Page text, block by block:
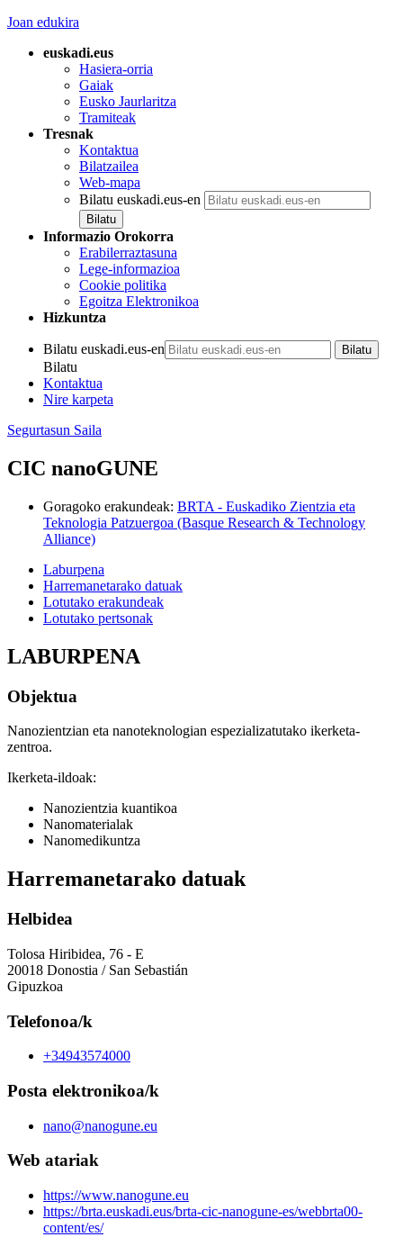
Joan edukira
euskadi.eus
Hasiera-orria
Gaiak
Eusko Jaurlaritza
Tramiteak
Tresnak
Kontaktua
Bilatzailea
Web-mapa
Bilatu euskadi.eus-en
Informazio Orokorra
Erabilerraztasuna
Lege-informazioa
Cookie politika
Egoitza Elektronikoa
Hizkuntza
Bilatu euskadi.eus-en
Bilatu
Kontaktua
Nire karpeta
Segurtasun Saila
CIC nanoGUNE
Goragoko erakundeak: BRTA - Euskadiko Zientzia eta
Teknologia Patzuergoa (Basque Research & Technology
Alliance)
Laburpena
Harremanetarako datuak
Lotutako erakundeak
Lotutako pertsonak
LABURPENA
Objektua
Nanozientzian eta nanoteknologian espezializatutako ikerketa-
zentroa.
Ikerketa-ildoak:
Nanozientzia kuantikoa
Nanomaterialak
Nanomedikuntza
Harremanetarako datuak
Helbidea
Tolosa Hiribidea, 76 - E
20018 Donostia / San Sebastián
Gipuzkoa
Telefonoa/k
+34943574000
Posta elektronikoa/k
nano@nanogune.eu
Web atariak
https://www.nanogune.eu
https://brta.euskadi.eus/brta-cic-nanogune-es/webbrta00-
content/es/